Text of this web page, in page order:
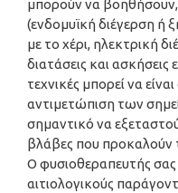
μπορούν να
(ενδομυϊκή διέγερση ή
με το χέρι, ηλεκτρική
διατάσεις και
τεχνικές μπορεί να
αντιμετώπιση των
σημαντικό να
βλάβες που προκαλούν
Ο φυσιοθεραπευτής σας
αιτιολογικούς